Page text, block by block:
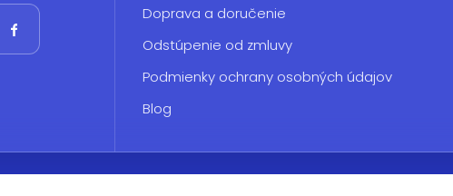
Doprava a doručenie
Odstúpenie od zmluvy
Podmienky ochrany osobných údajov
Blog